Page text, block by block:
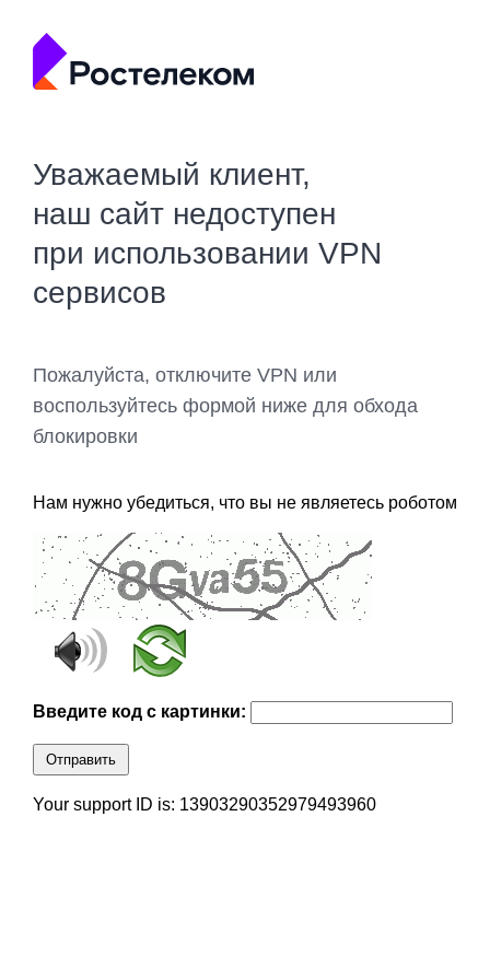
Уважаемый клиент,
наш сайт недоступен
при использовании VPN
сервисов
Пожалуйста, отключите VPN или
воспользуйтесь формой ниже для обхода
блокировки
Нам нужно убедиться, что вы не являетесь роботом
Введите код с картинки:
Отправить
Your support ID is: 13903290352979493960